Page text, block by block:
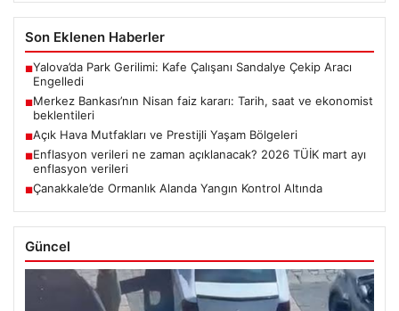
■ Yalova’da Park Gerilimi: Kafe Çalışanı Sandalye Çekip Aracı
Engelledi
■Merkez Bankası’nın Nisan faiz kararı: Tarih, saat ve ekonomist
beklentileri
■Açık Hava Mutfakları ve Prestijli Yaşam Bölgeleri
Enflasyon verileri ne zaman açıklanacak? 2026 TÜİK mart ayı
enflasyon verileri
■Çanakkale’de Ormanlık Alanda Yangın Kontrol Altında
Güncel